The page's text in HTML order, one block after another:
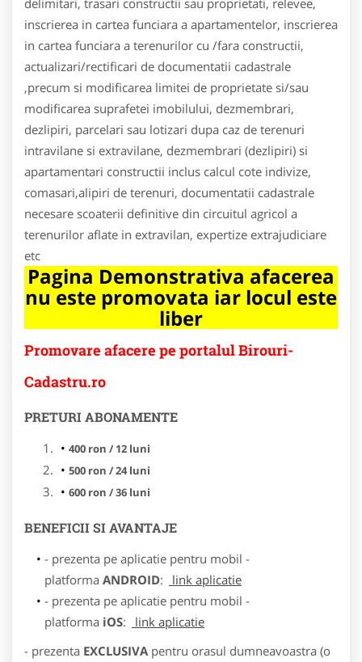
inscrierea in cartea funciara a apartamentelor, inscrierea
in cartea funciara a terenurilor cu /fara constructii,
actualizari/rectificari de documentatii cadastrale
,precum si modificarea limitei de proprietate si/sau
modificarea suprafetei imobilului, dezmembrari,
dezlipiri, parcelari sau lotizari dupa caz de terenuri
intravilane si extravilane, dezmembrari (dezlipiri) si
apartamentari constructii inclus calcul cote indivize,
comasari,alipiri de terenuri, documentatii cadastrale
necesare scoaterii definitive din circuitul agricol a
terenurilor aflate in extravilan, expertize extrajudiciare
etc
Pagina Demonstrativa afacerea
nu este promovata iar locul este
liber
Promovare afacere pe portalul Birouri-
Cadastru.ro
PRETURI ABONAMENTE
400 ron / 12 luni
500 ron / 24 luni
600 ron / 36 luni
BENEFICII SI AVANTAJE
- prezenta pe aplicatie pentru mobil -
platforma ANDROID:
link aplicatie
- prezenta pe aplicatie pentru mobil -
platforma iOS:
link aplicatie
- prezenta EXCLUSIVA pentru orasul dumneavoastra (o